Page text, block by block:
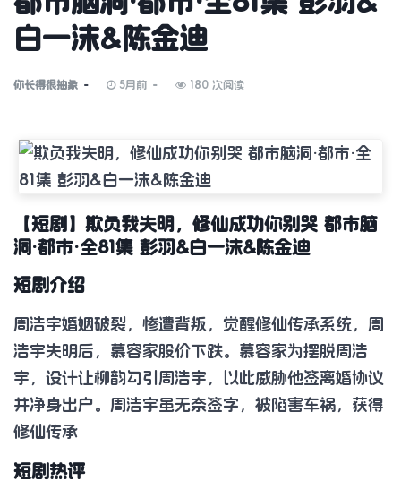
白一沫&陈金迪
你长得很抽象 5月前 180 次阅读
【短剧】欺负我失明，修仙成功你别哭 都市脑
洞·都市·全81集 彭羽&白一沫&陈金迪
短剧介绍
周浩宇婚姻破裂，惨遭背叛，觉醒修仙传承系统，周
浩宇失明后，慕容家股价下跌。慕容家为摆脱周浩
宇，设计让柳韵勾引周浩宇，以此威胁他签离婚协议
并净身出户。周浩宇虽无奈签字，被陷害车祸，获得
修仙传承
短剧热评